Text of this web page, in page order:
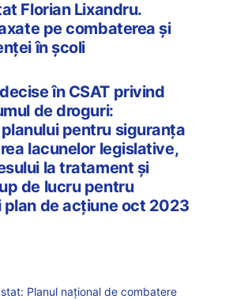
Florian Lixandru.
pe combaterea și
în școli
în CSAT privind
de droguri:
pentru siguranța
lacunelor legislative,
la tratament și
de lucru pentru
plan de acțiune oct 2023
Planul național de combatere